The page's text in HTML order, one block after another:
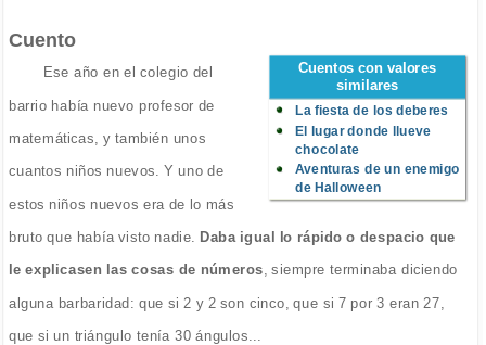
Cuento
Cuentos con valores
similares
La fiesta de los deberes
El lugar donde llueve
chocolate
Aventuras de un enemigo
de Halloween
Ese año en el colegio del
barrio había nuevo profesor de
matemáticas, y también unos
cuantos niños nuevos. Y uno de
estos niños nuevos era de lo más
bruto que había visto nadie. Daba igual lo rápido o despacio que
le explicasen las cosas de números , siempre terminaba diciendo
alguna barbaridad: que si 2 y 2 son cinco, que si 7 por 3 eran 27,
que si un triángulo tenía 30 ángulos...